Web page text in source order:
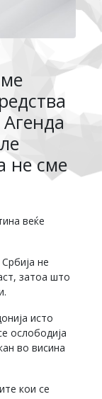
не сме
веќе
не
затоа што
исто
ослободија
во висина
кои се